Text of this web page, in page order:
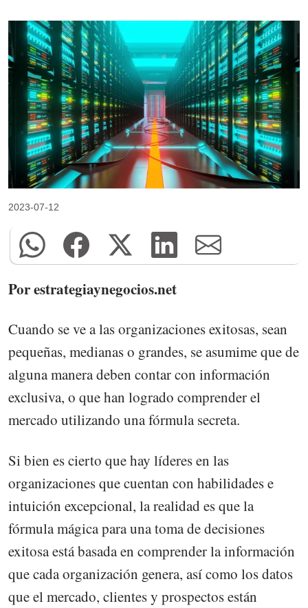
2023-07-12
Por estrategiaynegocios.net
Cuando se ve a las organizaciones exitosas, sean
pequeñas, medianas o grandes, se asumime que de
alguna manera deben contar con información
exclusiva, o que han logrado comprender el
mercado utilizando una fórmula secreta.
Si bien es cierto que hay líderes en las
organizaciones que cuentan con habilidades e
intuición excepcional, la realidad es que la
fórmula mágica para una toma de decisiones
exitosa está basada en comprender la información
que cada organización genera, así como los datos
que el mercado, clientes y prospectos están